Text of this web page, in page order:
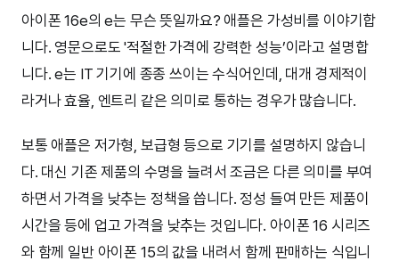
아이폰 16e의 e는 무슨 뜻일까요? 애플은 가성비를 이야기합
니다. 영문으로도 '적절한 가격에 강력한 성능’이라고 설명합
니다. e는 IT 기기에 종종 쓰이는 수식어인데, 대개 경제적이
라거나 효율, 엔트리 같은 의미로 통하는 경우가 많습니다.
보통 애플은 저가형, 보급형 등으로 기기를 설명하지 않습니
다. 대신 기존 제품의 수명을 늘려서 조금은 다른 의미를 부여
하면서 가격을 낮추는 정책을 씁니다. 정성 들여 만든 제품이
시간을 등에 업고 가격을 낮추는 것입니다. 아이폰 16 시리즈
와 함께 일반 아이폰 15의 값을 내려서 함께 판매하는 식입니